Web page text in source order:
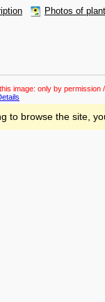
Photos of
image: only by permission
to browse the site,